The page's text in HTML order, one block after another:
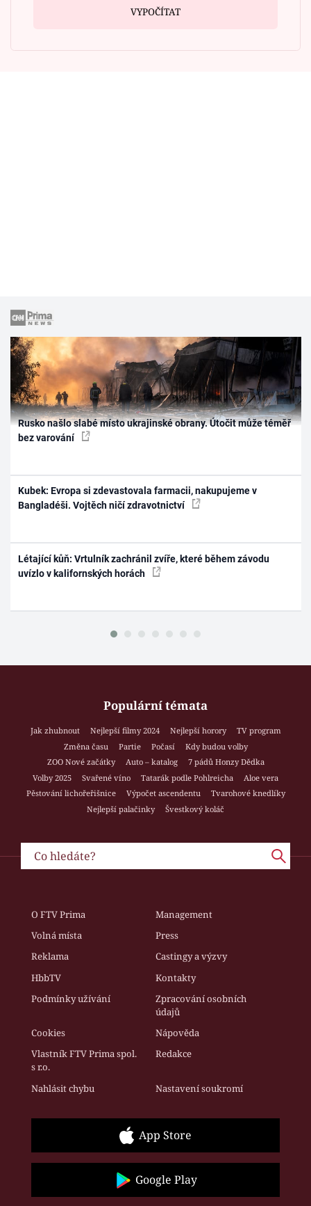
VYPOČÍTAT
Rusko našlo slabé místo ukrajinské obrany. Útočit může téměř
bez varování
Kubek: Evropa si zdevastovala farmacii, nakupujeme v
Bangladéši. Vojtěch ničí zdravotnictví
Létající kůň: Vrtulník zachránil zvíře, které během závodu
uvízlo v kalifornských horách
Populární témata
Jak zhubnout Nejlepší filmy 2024 Nejlepší horory
TV program
Změna času
Partie Počasí
Kdy budou volby
ZOO Nové začátky
Auto – katalog
7 pádů Honzy Dědka
Volby 2025
Svařené víno Tatarák podle Pohlreicha
Aloe vera
Pěstování lichořeřišnice
Výpočet ascendentu
Tvarohové knedlíky
Nejlepší palačinky
Švestkový koláč
O FTV Prima
Management
Volná místa
Press
Reklama
Castingy a výzvy
HbbTV
Kontakty
Podmínky užívání
Zpracování osobních
údajů
Cookies
Nápověda
Vlastník FTV Prima spol.
s r.o.
Redakce
Nahlásit chybu Nastavení soukromí
App Store
Google Play